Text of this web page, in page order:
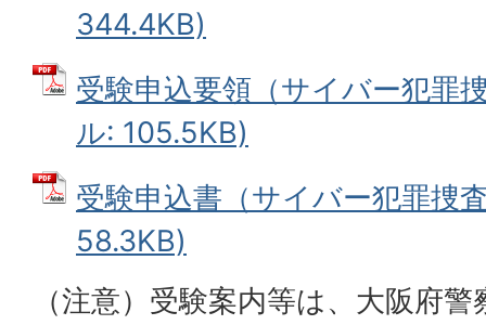
344.4KB)
受験申込要領（サイバー犯罪
ル: 105.5KB)
受験申込書（サイバー犯罪捜
58.3KB)
（注意）受験案内等は、大阪府